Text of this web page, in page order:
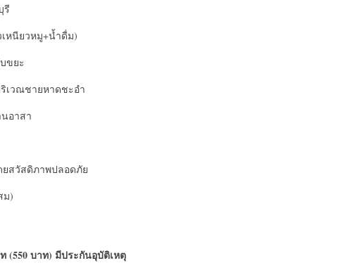
รี
หนียวหมู+น้ำดื่ม)
ขยะ
เวณชายหาดชะอำ
อาสา
สวัสดิภาพปลอดภัย
ม)
(550 บาท) มีประกันอุบัติเหตุ